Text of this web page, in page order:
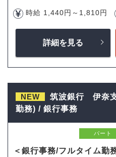
時給 1,440円～1,810円
詳細を見る
NEW
筑波銀行 伊奈
勤務) / 銀行事務
パート
＜銀行事務/フルタイム勤